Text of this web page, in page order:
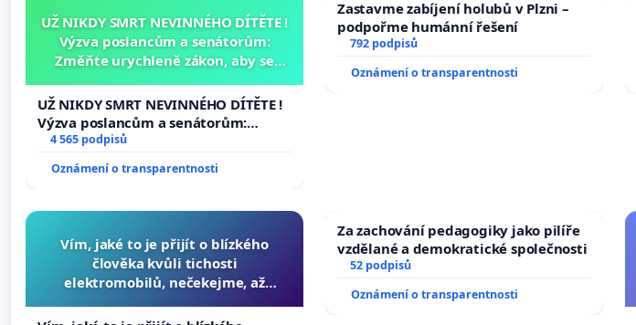
UŽ NIKDY SMRT NEVINNÉHO DÍTĚTE !
Výzva poslancům a senátorům:
Změňte urychleně zákon, aby se
opakovat!
UŽ NIKDY SMRT NEVINNÉHO DÍTĚTE !
Výzva poslancům a senátorům:
Změňte urychleně zákon, aby se
tragédie malé Viktorky už nemohla
opakovat!
4 565 podpisů
Oznámení o transparentnosti
Zastavme zabíjení holubů v Plzni –
podpořme humánní řešení
792 podpisů
Oznámení o transparentnosti
Vím, jaké to je přijít o blízkého
člověka kvůli tichosti
elektromobilů, nečekejme, až
auta!
Za zachování pedagogiky jako pilíře
vzdělané a demokratické společnosti
52 podpisů
Oznámení o transparentnosti